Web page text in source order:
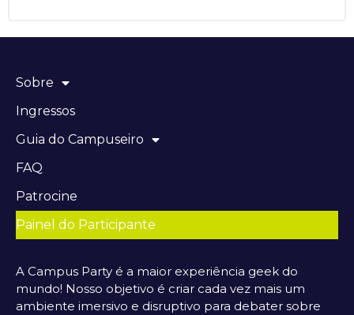
Sobre
Ingressos
Guia do Campuseiro
FAQ
Patrocine
Painel do Participante
A Campus Party é a maior experiência geek do
mundo! Nosso objetivo é criar cada vez mais um
ambiente imersivo e disruptivo para debater sobre